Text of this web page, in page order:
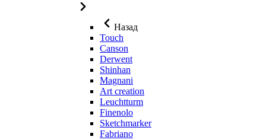
Назад
Touch
Canson
Derwent
Shinhan
Magnani
Art creation
Leuchtturm
Finenolo
Sketchmarker
Fabriano